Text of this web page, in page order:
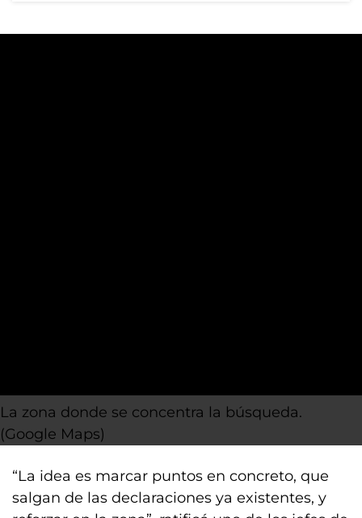
La zona donde se concentra la búsqueda.
(Google Maps)
“La idea es marcar puntos en concreto, que
salgan de las declaraciones ya existentes, y